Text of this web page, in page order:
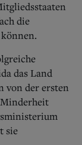
die
das Land
von der ersten
sie